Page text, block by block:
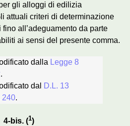
gli alloggi di edilizia
attuali criteri di determinazione
all’adeguamento da parte
ai sensi del presente comma.
dalla Legge 8
.
dal
D.L. 13
240.
4-bis. (1)